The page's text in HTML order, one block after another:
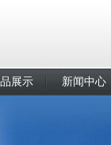
展示 新闻中心